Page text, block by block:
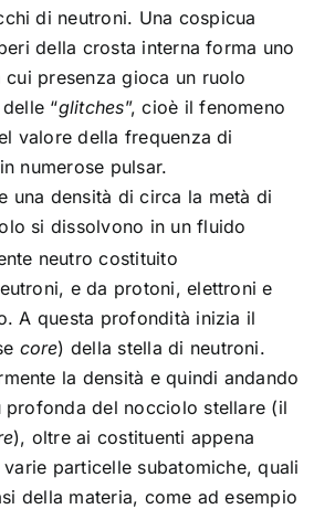
di neutroni. Una cospicua
della crosta interna forma uno
presenza gioca un ruolo
“glitches”, cioè il fenomeno
valore della frequenza di
numerose pulsar.
una densità di circa la metà di
si dissolvono in un fluido
neutro costituito
e da protoni, elettroni e
A questa profondità inizia il
core) della stella di neutroni.
la densità e quindi andando
profonda del nocciolo stellare (il
), oltre ai costituenti appena
particelle subatomiche, quali
della materia, come ad esempio